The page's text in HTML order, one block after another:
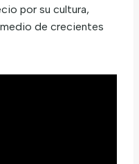
por su cultura,
de crecientes